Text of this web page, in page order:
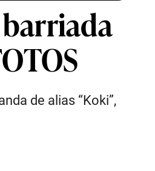
de alias “Koki”,